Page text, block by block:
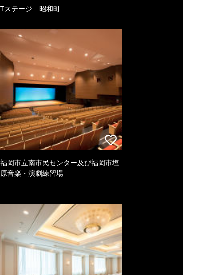
Tステージ 昭和町
福岡市立南市民センター及び福岡市塩
原音楽・演劇練習場